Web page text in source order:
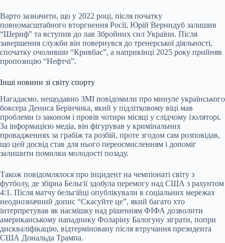
Варто зазначити, що у 2022 році, після початку
повномасштабного вторгнення Росії, Юрій Вернидуб залишив
“Шериф” та вступив до лав Збройних сил України. Після
завершення служби він повернувся до тренерської діяльності,
спочатку очоливши “Кривбас”, а наприкінці 2025 року прийняв
пропозицію “Нефтчі”.
Інші новини зі світу спорту
Нагадаємо, нещодавно ЗМІ повідомили про минуле українського
боксера Дениса Берінчика, який у підлітковому віці мав
проблеми із законом і провів чотири місяці у слідчому ізоляторі.
За інформацією медіа, він фігурував у кримінальних
провадженнях за грабіж та розбій, проте згодом сам розповідав,
що цей досвід став для нього переосмисленням і допоміг
залишити помилки молодості позаду.
Також повідомлялося про інцидент на чемпіонаті світу з
футболу, де збірна Бельгії здобула перемогу над США з рахунтом
4:1. Після матчу бельгійці опублікували в соціальних мережах
неоднозначний допис “Скасуйте це”, який багато хто
інтерпретував як насмішку над рішенням ФІФА дозволити
американському нападнику Фоларіну Балогуну зіграти, попри
дискваліфікацію, відтерміновану після втручання президента
США Дональда Трампа.